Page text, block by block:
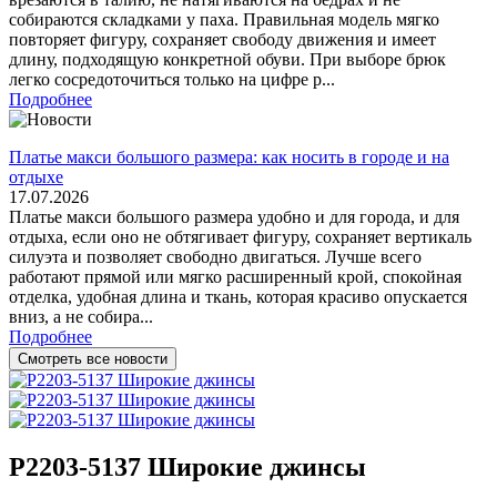
собираются складками у паха. Правильная модель мягко
повторяет фигуру, сохраняет свободу движения и имеет
длину, подходящую конкретной обуви. При выборе брюк
легко сосредоточиться только на цифре р...
Подробнее
Платье макси большого размера: как носить в городе и на
отдыхе
17.07.2026
Платье макси большого размера удобно и для города, и для
отдыха, если оно не обтягивает фигуру, сохраняет вертикаль
силуэта и позволяет свободно двигаться. Лучше всего
работают прямой или мягко расширенный крой, спокойная
отделка, удобная длина и ткань, которая красиво опускается
вниз, а не собира...
Подробнее
Смотреть все новости
Р2203-5137 Широкие джинсы